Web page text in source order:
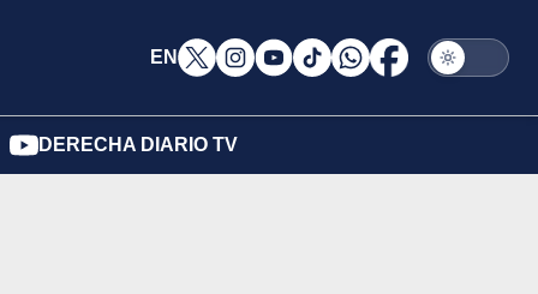
EN
DERECHA DIARIO TV